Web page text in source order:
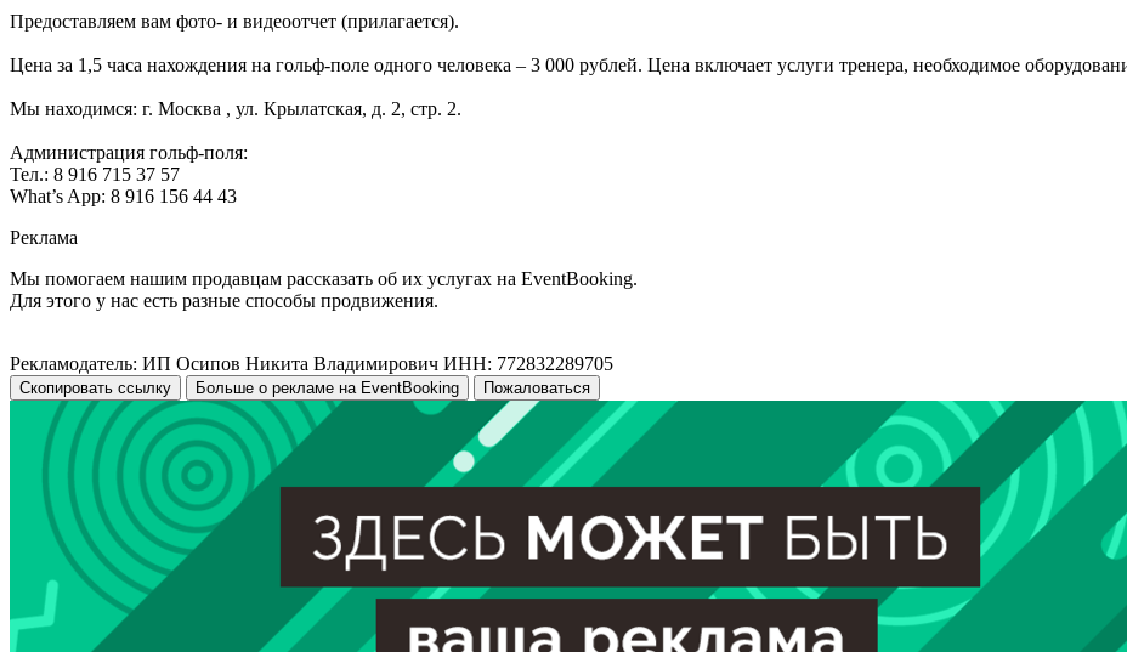
Предоставляем вам фото- и видеоотчет (прилагается).
Цена за 1,5 часа нахождения на гольф-поле одного человека – 3 000 рублей. Цена включает услуги тренера, необходимое
Мы находимся: г. Москва , ул. Крылатская, д. 2, стр. 2.
Администрация гольф-поля:
Тел.: 8 916 715 37 57
What’s App: 8 916 156 44 43
Реклама
Мы помогаем нашим продавцам рассказать об их услугах на EventBooking.
Для этого у нас есть разные способы продвижения.
Рекламодатель: ИП Осипов Никита Владимирович ИНН: 772832289705
Скопировать ссылку Больше о рекламе на EventBooking Пожаловаться